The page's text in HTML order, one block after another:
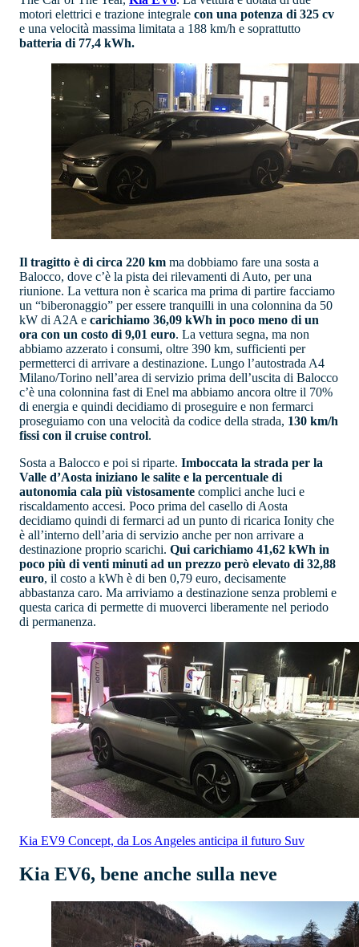
motori elettrici e trazione integrale con una potenza di 325 cv
e una velocità massima limitata a 188 km/h e soprattutto
batteria di 77,4 kWh.
Il tragitto è di circa 220 km ma dobbiamo fare una sosta a
Balocco, dove c’è la pista dei rilevamenti di Auto, per una
riunione. La vettura non è scarica ma prima di partire facciamo
un “biberonaggio” per essere tranquilli in una colonnina da 50
kW di A2A e carichiamo 36,09 kWh in poco meno di un
ora con un costo di 9,01 euro. La vettura segna, ma non
abbiamo azzerato i consumi, oltre 390 km, sufficienti per
permetterci di arrivare a destinazione. Lungo l’autostrada A4
Milano/Torino nell’area di servizio prima dell’uscita di Balocco
c’è una colonnina fast di Enel ma abbiamo ancora oltre il 70%
di energia e quindi decidiamo di proseguire e non fermarci
proseguiamo con una velocità da codice della strada, 130 km/h
fissi con il cruise control.
Sosta a Balocco e poi si riparte. Imboccata la strada per la
Valle d’Aosta iniziano le salite e la percentuale di
autonomia cala più vistosamente complici anche luci e
riscaldamento accesi. Poco prima del casello di Aosta
decidiamo quindi di fermarci ad un punto di ricarica Ionity che
è all’interno dell’aria di servizio anche per non arrivare a
destinazione proprio scarichi. Qui carichiamo 41,62 kWh in
poco più di venti minuti ad un prezzo però elevato di 32,88
euro, il costo a kWh è di ben 0,79 euro, decisamente
abbastanza caro. Ma arriviamo a destinazione senza problemi e
questa carica di permette di muoverci liberamente nel periodo
di permanenza.
Kia EV9 Concept, da Los Angeles anticipa il futuro Suv
Kia EV6, bene anche sulla neve